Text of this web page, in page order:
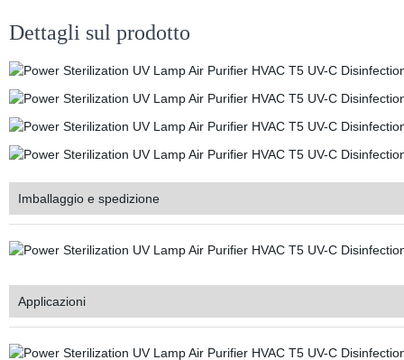
Dettagli sul prodotto
Imballaggio e spedizione
Applicazioni